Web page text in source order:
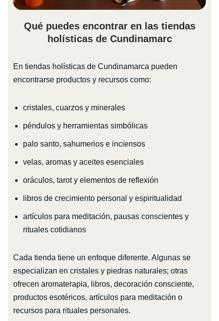
Qué puedes encontrar en las tiendas
holísticas de Cundinamarc
En tiendas holísticas de Cundinamarca pueden
encontrarse productos y recursos como:
cristales, cuarzos y minerales
péndulos y herramientas simbólicas
palo santo, sahumerios e inciensos
velas, aromas y aceites esenciales
oráculos, tarot y elementos de reflexión
libros de crecimiento personal y espiritualidad
artículos para meditación, pausas conscientes y
rituales cotidianos
Cada tienda tiene un enfoque diferente. Algunas se
especializan en cristales y piedras naturales; otras
ofrecen aromaterapia, libros, decoración consciente,
productos esotéricos, artículos para meditación o
recursos para rituales personales.